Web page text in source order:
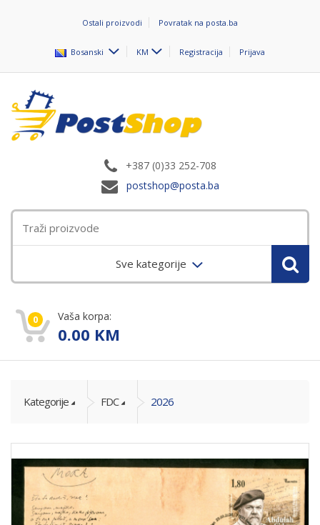
Ostali proizvodi Povratak na posta.ba
Bosanski KM Registracija Prijava
+387 (0)33 252-708
postshop@posta.ba
Sve kategorije
0 Vaša korpa:
0.00 KM
Kategorije FDC 2026